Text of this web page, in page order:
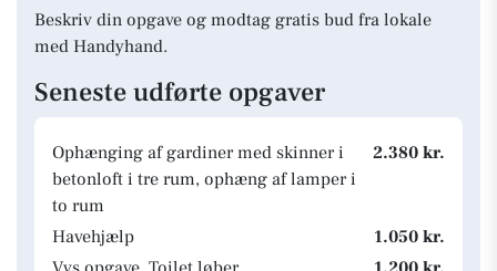
Beskriv din opgave og modtag gratis bud fra lokale
med Handyhand.
Seneste udførte opgaver
Ophænging af gardiner med skinner i
betonloft i tre rum, ophæng af lamper i
to rum
2.380 kr.
Havehjælp
1.050 kr.